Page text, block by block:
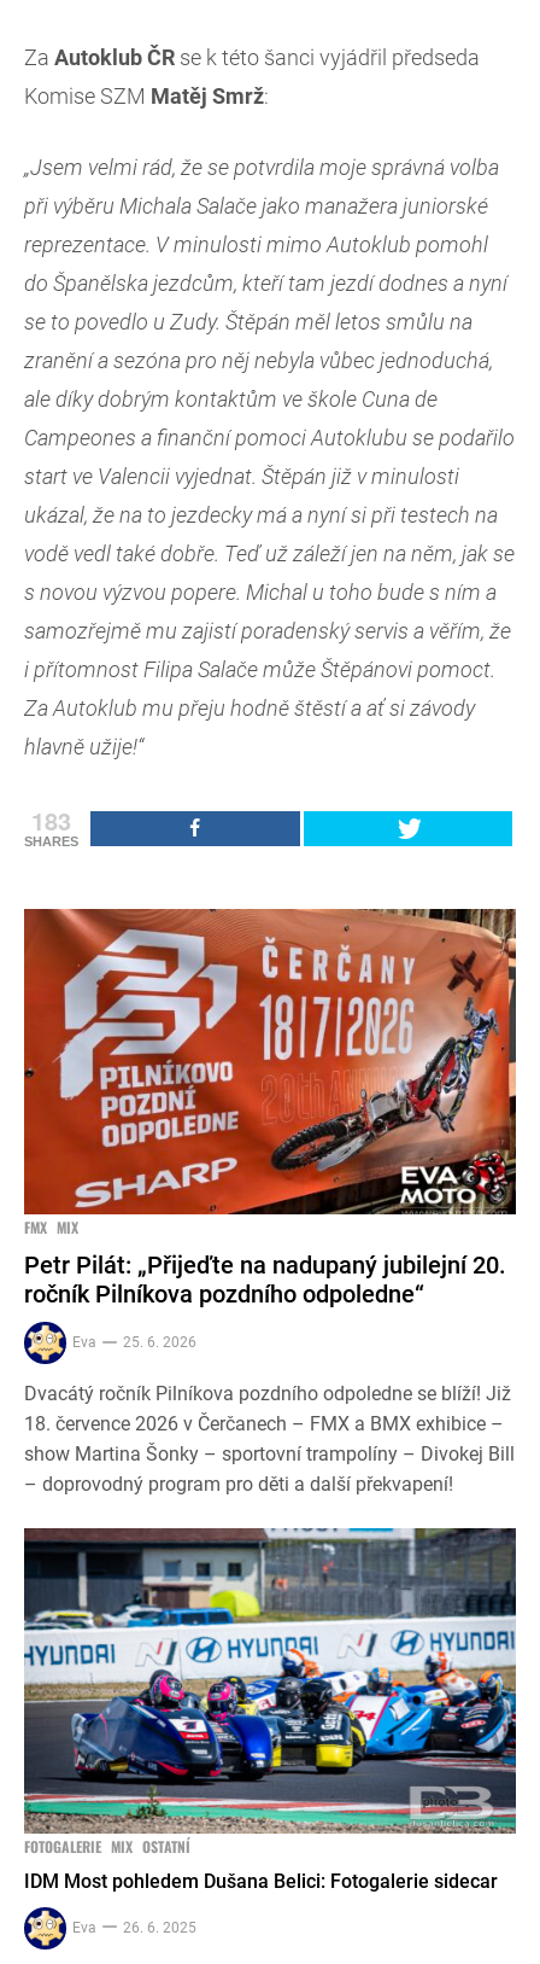
Za Autoklub ČR se k této šanci vyjádřil předseda
Komise SZM Matěj Smrž:
„Jsem velmi rád, že se potvrdila moje správná volba
při výběru Michala Salače jako manažera juniorské
reprezentace. V minulosti mimo Autoklub pomohl
do Španělska jezdcům, kteří tam jezdí dodnes a nyní
se to povedlo u Zudy. Štěpán měl letos smůlu na
zranění a sezóna pro něj nebyla vůbec jednoduchá,
ale díky dobrým kontaktům ve škole Cuna de
Campeones a finanční pomoci Autoklubu se podařilo
start ve Valencii vyjednat. Štěpán již v minulosti
ukázal, že na to jezdecky má a nyní si při testech na
vodě vedl také dobře. Teď už záleží jen na něm, jak se
s novou výzvou popere. Michal u toho bude s ním a
samozřejmě mu zajistí poradenský servis a věřím, že
i přítomnost Filipa Salače může Štěpánovi pomoct.
Za Autoklub mu přeju hodně štěstí a ať si závody
hlavně užije!“
183
SHARES
FMX MIX
Petr Pilát: „Přijeďte na nadupaný jubilejní 20.
ročník Pilníkova pozdního odpoledne“
Eva 25. 6. 2026
Dvacátý ročník Pilníkova pozdního odpoledne se blíží! Již
18. července 2026 v Čerčanech – FMX a BMX exhibice –
show Martina Šonky – sportovní trampolíny – Divokej Bill
– doprovodný program pro děti a další překvapení!
FOTOGALERIE MIX OSTATNÍ
IDM Most pohledem Dušana Belici: Fotogalerie sidecar
Eva 26. 6. 2025